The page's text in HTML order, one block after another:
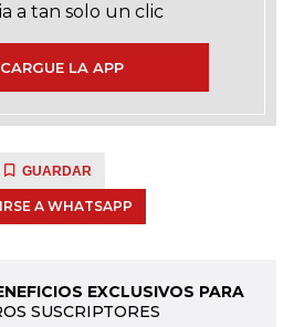
a tan solo un clic
LA APP
GUARDAR
A WHATSAPP
EXCLUSIVOS PARA
SUSCRIPTORES